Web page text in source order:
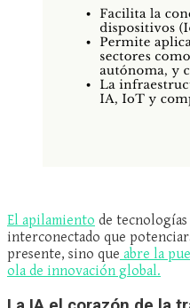
El apilamiento de
interconectado que
presente, sino que abre la
ola de innovación global.